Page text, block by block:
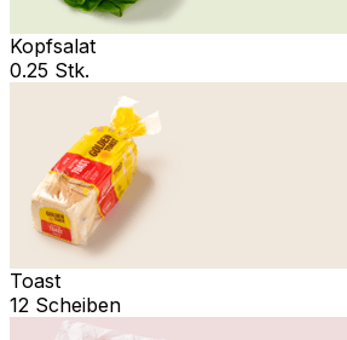
Kopfsalat
0.25 Stk.
Toast
12 Scheiben